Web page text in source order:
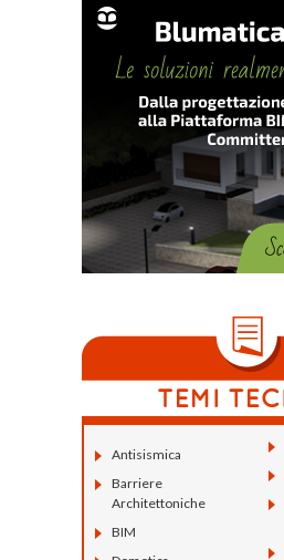
Antisismica
Barriere
Architettoniche
BIM